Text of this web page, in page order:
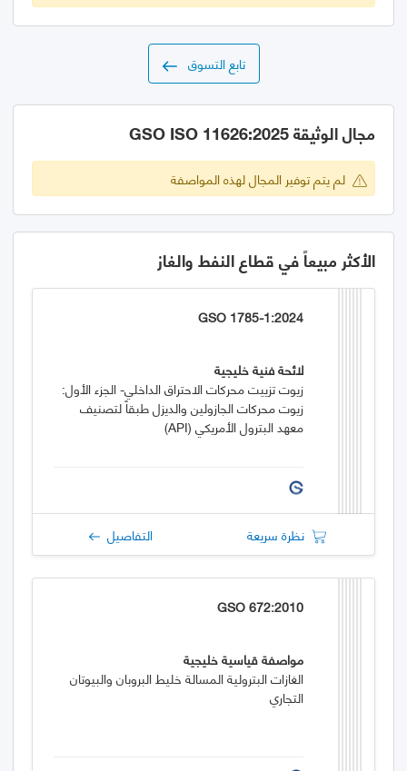
تابع التسوق
مجال الوثيقة GSO ISO 11626:2025
لم يتم توفير المجال لهذه المواصفة
الأكثر مبيعاً في قطاع النفط والغاز
GSO 1785-1:2024
لائحة فنية خليجية
زيوت تزييت محركات الاحتراق الداخلي- الجزء الأول:
زيوت محركات الجازولين والديزل طبقاً لتصنيف
معهد البترول الأمريكي (API)
نظرة سريعة التفاصيل
GSO 672:2010
مواصفة قياسية خليجية
الغازات البترولية المسالة خليط البروبان والبيوتان
التجاري